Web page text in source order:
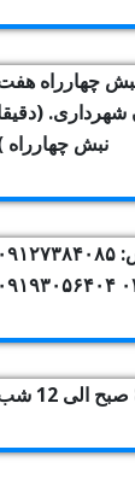
چهارراه
نبش چهارراه
تلفن تماس: ۰۹۱۲۷۳۸۴۰۸۵